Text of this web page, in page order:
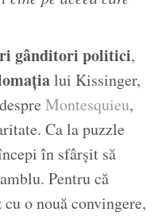
gânditori politici,
lui Kissinger,
Montesquieu,
Ca la puzzle
în sfârșit să
Pentru că
o nouă convingere,